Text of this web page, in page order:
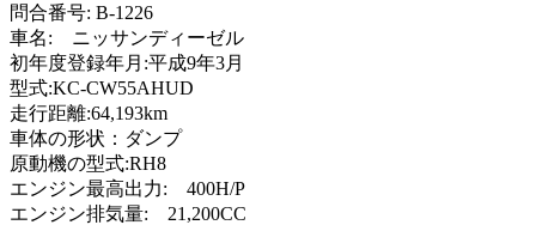
問合番号: B-1226
車名: ニッサンディーゼル
初年度登録年月:平成9年3月
型式:KC-CW55AHUD
走行距離:64,193km
車体の形状：ダンプ
原動機の型式:RH8
エンジン最高出力: 400H/P
エンジン排気量: 21,200CC